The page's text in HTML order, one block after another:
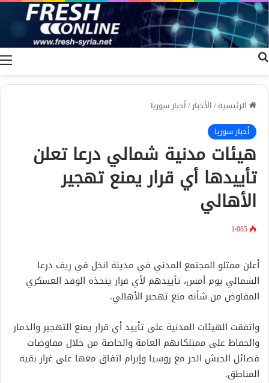
الرئيسية/الأخبار/أخبار سوريا
أخبار سوريا
هيئات مدنية شمالي درعا تعلن
تأييدها أي قرار يمنع تهجير
الأهالي
1٬085
أعلن ممثلو المجتمع المدني في مدينة انخل في ريف درعا
الشمالي يوم أمس، تأييدهم لأي قرار يتخذه الوفد العسكري
المفاوض من شأنه منع تهجير الأهالي.
واتفقت الهيئات المدنية على تأييد أي قرار يمنع التهجير والدمار
والحفاظ على ممتلكاتهم العامة والخاصة من خلال مفاوضات
فصائل الجيش الحر مع روسيا وإبرام اتفاق معها على غرار بقية
المناطق.